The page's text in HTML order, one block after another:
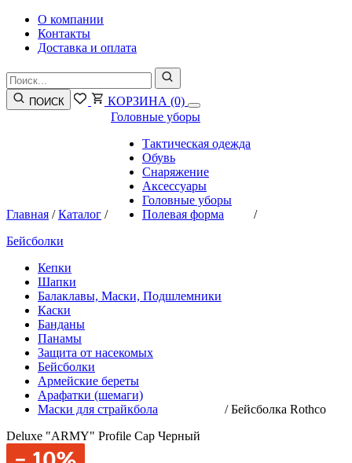
О компании
Контакты
Доставка и оплата
ПОИСК КОРЗИНА (0)
Главная /Каталог /
Головные уборы
Тактическая одежда
Обувь
Снаряжение
Аксессуары
Головные уборы
Полевая форма
/
Бейсболки
Кепки
Шапки
Балаклавы, Маски, Подшлемники
Каски
Банданы
Панамы
Защита от насекомых
Бейсболки
Армейские береты
Арафатки (шемаги)
Маски для страйкбола
/Бейсболка Rothco
Deluxe "ARMY" Profile Cap Черный